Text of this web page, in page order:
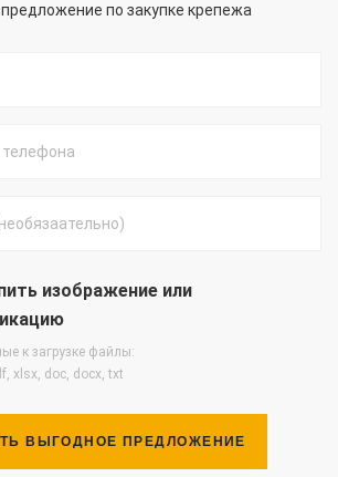
по закупке крепежа
изображение или
к загрузке файлы:
xlsx, doc, docx, txt
ВЫГОДНОЕ ПРЕДЛОЖЕНИЕ